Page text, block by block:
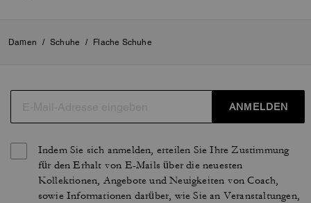
Damen / Schuhe / Flache Schuhe
ANMELDEN
Indem Sie sich anmelden, erteilen Sie Ihre Zustimmung
für den Erhalt von E-Mails über die neuesten
Kollektionen, Angebote und Neuigkeiten von Coach,
sowie Informationen darüber, wie Sie an Veranstaltungen,